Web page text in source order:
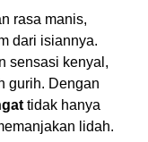
rasa manis,
dari isiannya.
sensasi kenyal,
gurih. Dengan
tidak hanya
lidah.